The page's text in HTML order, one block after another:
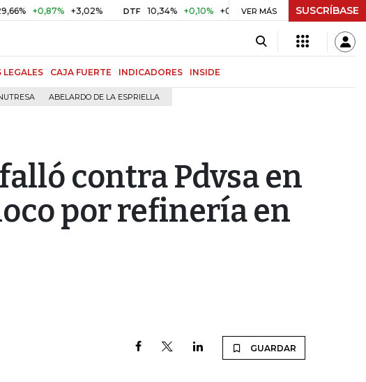
+0,87% +3,02% DTF 10,34% +0,10% +0,98% UVR $ 416,91 +$ 0,05
VER MÁS SUSCRÍBASE
CAJA FUERTE INDICADORES INSIDE
ABELARDO DE LA ESPRIELLA
contra Pdvsa en
por refinería en
GUARDAR